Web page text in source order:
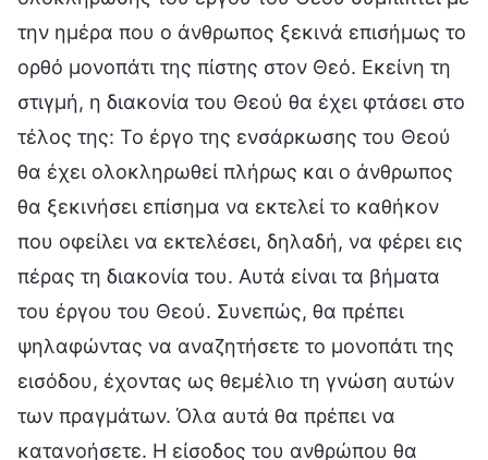
την ημέρα που ο άνθρωπος ξεκινά επισήμως το
ορθό μονοπάτι της πίστης στον Θεό. Εκείνη τη
στιγμή, η διακονία του Θεού θα έχει φτάσει στο
τέλος της: Το έργο της ενσάρκωσης του Θεού
θα έχει ολοκληρωθεί πλήρως και ο άνθρωπος
θα ξεκινήσει επίσημα να εκτελεί το καθήκον
που οφείλει να εκτελέσει, δηλαδή, να φέρει εις
πέρας τη διακονία του. Αυτά είναι τα βήματα
του έργου του Θεού. Συνεπώς, θα πρέπει
ψηλαφώντας να αναζητήσετε το μονοπάτι της
εισόδου, έχοντας ως θεμέλιο τη γνώση αυτών
των πραγμάτων. Όλα αυτά θα πρέπει να
κατανοήσετε. Η είσοδος του ανθρώπου θα